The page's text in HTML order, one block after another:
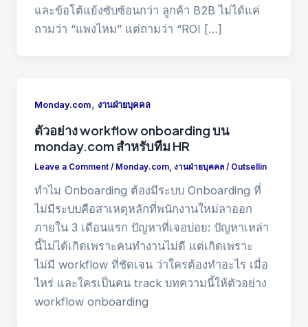
และข้อโต้แย้งซับซ้อนกว่า ลูกค้า B2B ไม่ได้แค่
ถามว่า “แพงไหม” แต่ถามว่า “ROI […]
Monday.com, งานฝ่ายบุคคล
ตัวอย่าง workflow onboarding บน
monday.com สำหรับทีม HR
Leave a Comment / Monday.com, งานฝ่ายบุคคล/ Outsellin
ทำไม Onboarding ต้องมีระบบ Onboarding ที่
ไม่มีระบบคือสาเหตุหลักที่พนักงานใหม่ลาออก
ภายใน 3 เดือนแรก ปัญหาที่เจอบ่อย: ปัญหาเหล่า
นี้ไม่ได้เกิดเพราะคนทำงานไม่ดี แต่เกิดเพราะ
ไม่มี workflow ที่ชัดเจน ว่าใครต้องทำอะไร เมื่อ
ไหร่ และใครเป็นคน track บทความนี้ให้ตัวอย่าง
workflow onboarding